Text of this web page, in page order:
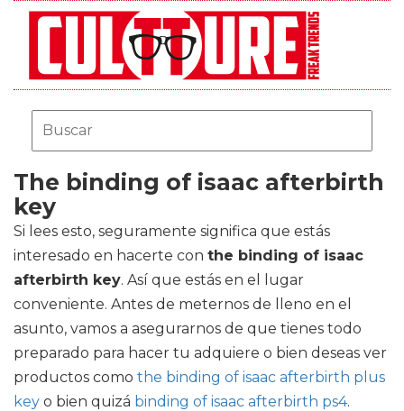
The binding of isaac afterbirth
key
Si lees esto, seguramente significa que estás
interesado en hacerte con the binding of isaac
afterbirth key. Así que estás en el lugar
conveniente. Antes de meternos de lleno en el
asunto, vamos a asegurarnos de que tienes todo
preparado para hacer tu adquiere o bien deseas ver
productos como the binding of isaac afterbirth plus
key o bien quizá binding of isaac afterbirth ps4.